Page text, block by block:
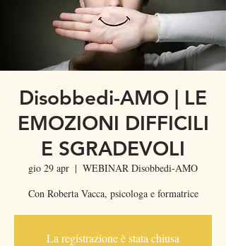
Disobbedi-AMO | LE
EMOZIONI DIFFICILI
E SGRADEVOLI
gio 29 apr
  |
WEBINAR Disobbedi-AMO
Con Roberta Vacca, psicologa e formatrice
La registrazione è stata chiusa